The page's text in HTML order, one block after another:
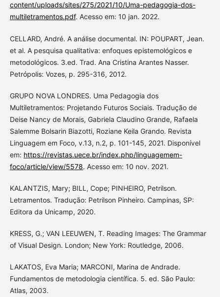
content/uploads/sites/275/2021/10/Uma-pedagogia-dos-
multiletramentos.pdf. Acesso em: 10 jan. 2022.
CELLARD, André. A análise documental. IN: POUPART, Jean.
et al. A pesquisa qualitativa: enfoques epistemológicos e
metodológicos. 3.ed. Trad. Ana Cristina Arantes Nasser.
Petrópolis: Vozes, p. 295-316, 2012.
GRUPO NOVA LONDRES. Uma Pedagogia dos
Multiletramentos: Projetando Futuros Sociais. Tradução de
Deise Nancy de Morais, Gabriela Claudino Grande, Rafaela
Salemme Bolsarin Biazotti, Roziane Keila Grando. Revista
Linguagem em Foco, v.13, n.2, p. 101-145, 2021. Disponível
em: https://revistas.uece.br/index.php/linguagemem-
foco/article/view/5578. Acesso em: 10 nov. 2021.
KALANTZIS, Mary; BILL, Cope; PINHEIRO, Petrilson.
Letramentos. Tradução: Petrilson Pinheiro. Campinas, SP:
Editora da Unicamp, 2020.
KRESS, G.; VAN LEEUWEN, T. Reading Images: The Grammar
of Visual Design. London; New York: Routledge, 2006.
LAKATOS, Eva Maria; MARCONI, Marina de Andrade.
Fundamentos de metodologia científica. 5. ed. São Paulo:
Atlas, 2003.